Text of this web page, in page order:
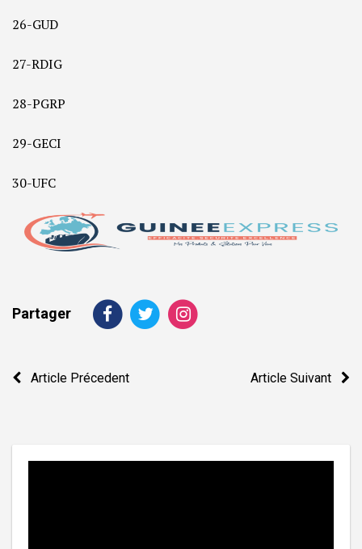
26-GUD
27-RDIG
28-PGRP
29-GECI
30-UFC
Partager
Navigation
Article Précedent Article Suivant